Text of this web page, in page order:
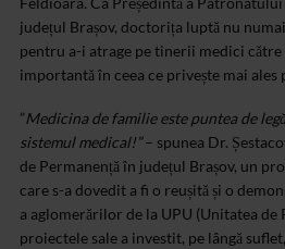
județul Brașov, doctorița luptă nu
pentru a-i atrage pe tinerii medici către
importantă în ceea ce privește mai ales
”Medicina de familie este puntea de
sistemul medical!”– spunea Dr.
de Permanență în județul Brașov, un
care s-a dovedit a fi o reușită și o
a aglomerărilor de la UPU (Unitatea
proiectele sale a investit, pe lângă